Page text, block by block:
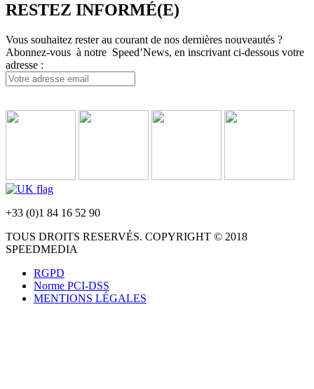
RESTEZ INFORMÉ(E)
Vous souhaitez rester au courant de nos dernières nouveautés ?
Abonnez-vous à notre Speed’News, en inscrivant ci-dessous votre
adresse :
+33 (0)1 84 16 52 90
TOUS DROITS RESERVÉS. COPYRIGHT © 2018
SPEEDMEDIA
RGPD
Norme PCI-DSS
MENTIONS LÉGALES